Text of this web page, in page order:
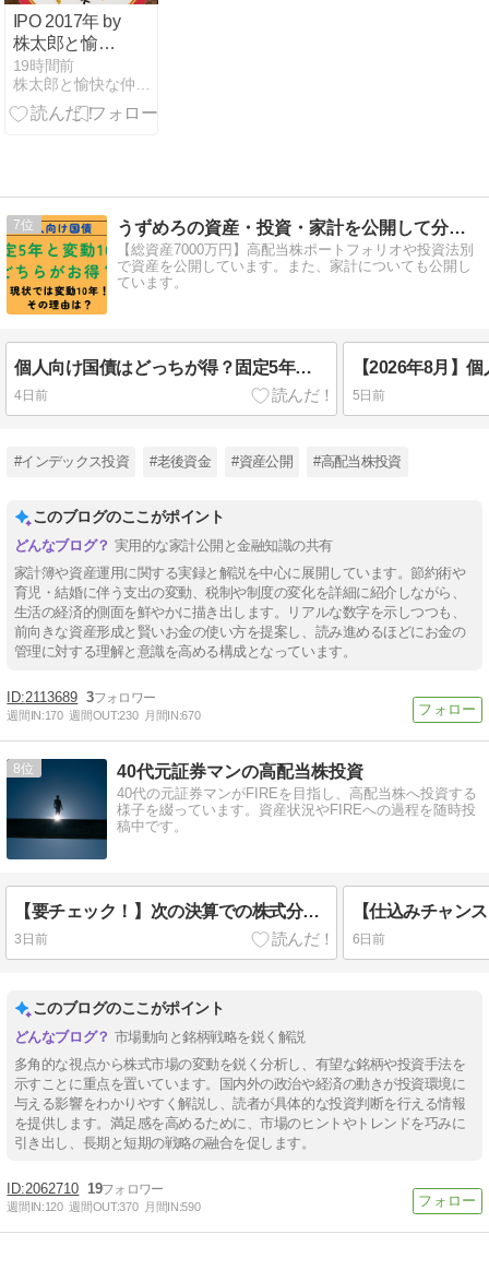
IPO 2017年 by
株太郎と愉快
な仲間たち ｜
2017年のIPO
実績
19時間前
株太郎と愉快な仲間たち
7 うずめろの資産・投資・家計を公開して分析するブログ
【総資産7000万円】高配当株ポートフォリオや投資法別
で資産を公開しています。また、家計についても公開し
ています。
個人向け国債はどっちが得？固定5年が2％超えでも「変動10年」が有利な理由【利上げ局面の罠】
4日前 5日前
#インデックス投資 #老後資金 #資産公開 #高配当株投資
このブログのここがポイント
実用的な家計公開と金融知識の共有
家計簿や資産運用に関する実録と解説を中心に展開しています。節約術や
育児・結婚に伴う支出の変動、税制や制度の変化を詳細に紹介しながら、
生活の経済的側面を鮮やかに描き出します。リアルな数字を示しつつも、
前向きな資産形成と賢いお金の使い方を提案し、読み進めるほどにお金の
管理に対する理解と意識を高める構成となっています。
2113689 3
週間IN:170 週間OUT:230 月間IN:670
8 40代元証券マンの高配当株投資
40代の元証券マンがFIREを目指し、高配当株へ投資する
様子を綴っています。資産状況やFIREへの過程を随時投
稿中です。
【要チェック！】次の決算での株式分割発表もありそうな6つの銘柄
3日前 6日前
このブログのここがポイント
市場動向と銘柄戦略を鋭く解説
多角的な視点から株式市場の変動を鋭く分析し、有望な銘柄や投資手法を
示すことに重点を置いています。国内外の政治や経済の動きが投資環境に
与える影響をわかりやすく解説し、読者が具体的な投資判断を行える情報
を提供します。満足感を高めるために、市場のヒントやトレンドを巧みに
引き出し、長期と短期の戦略の融合を促します。
2062710 19
週間IN:120 週間OUT:370 月間IN:590